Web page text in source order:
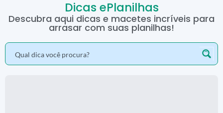
Dicas ePlanilhas
Descubra aqui dicas e macetes incríveis para
arrasar com suas planilhas!